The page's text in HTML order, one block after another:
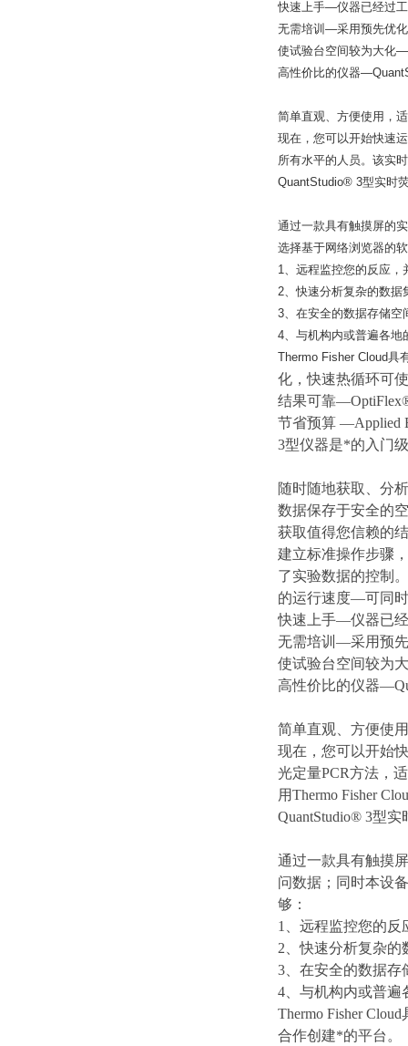
快速上手—仪器已经过
无需培训—采用预先优
使试验台空间 较为大化—
高性价比的仪器
简单直观、方便使用，
现在，您可以开始快速
所有水平的人员。该实
QuantStudio® 3型实时
通过一款具有触摸屏的
选择基于网络浏览器的
1、远程监控您的反应，
2、快速分析复杂的数据
3、在安全的数据存储空
4、与机构内或普遍各地
Thermo Fisher Cloud
化，快速热循环可
结果可靠
节省预算 —Applied
3型仪器是*的入门
随时随地获取、分
数据保存于安全的
获取值得您信赖的
建立标准操作步骤
了实验数据的控制
的运行速度—可同
快速上手—仪器已
无需培训—采用预
使试验台空间较为
高性价比的仪器
简单直观、方便使
现在，您可以开始
光定量PCR方法，
用Thermo Fisher
QuantStudio® 3型
通过一款具有触摸
问数据；同时本设
够：
1、远程监控您的
2、快速分析复杂的
3、在安全的数据存
4、与机构内或普遍
Thermo Fisher
合作创建*的平台。